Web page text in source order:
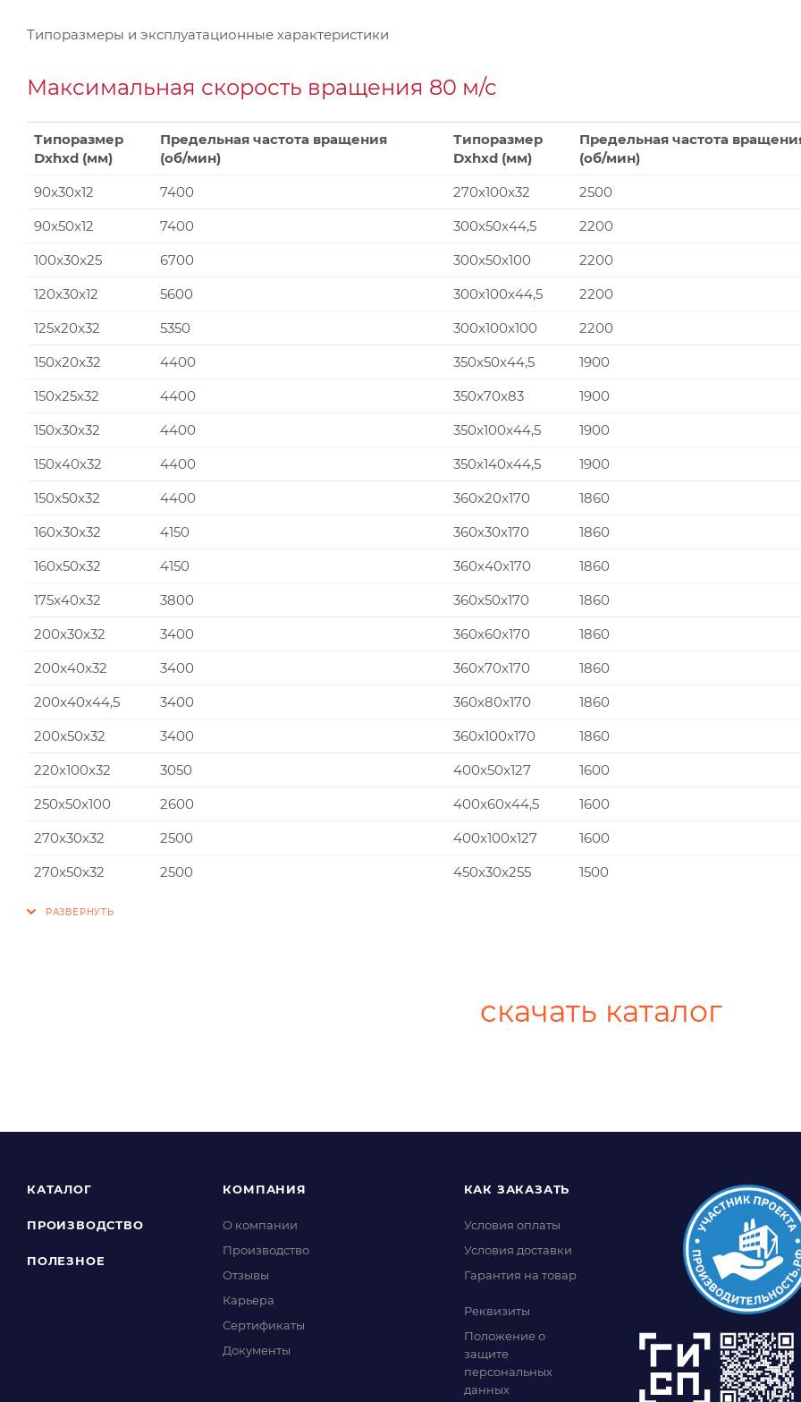
Типоразмеры и эксплуатационные характеристики
Максимальная скорость вращения 80 м/с
Типоразмер
Dxhxd (мм)
Предельная частота вращения
(об/мин)
Типоразмер
Dxhxd (мм)
Предельная частота
(об/мин)
90x30x12
7400 270x100x32
2500
90x50x12
7400 300x50x44,5
2200
100x30x25
6700 300x50x100
2200
120x30x12
5600 300x100x44,5
2200
125x20x32
5350 300x100x100
2200
150x20x32
4400 350x50x44,5
1900
150x25x32
4400 350x70x83
1900
150x30x32
4400 350x100x44,5
1900
150x40x32
4400 350x140x44,5
1900
150x50x32
4400 360x20x170
1860
160x30x32
4150 360x30x170
1860
160x50x32
4150 360x40x170
1860
175x40x32
3800 360x50x170
1860
200x30x32
3400 360x60x170
1860
200x40x32
3400 360x70x170
1860
200x40x44,5
3400 360x80x170
1860
200x50x32
3400 360x100x170
1860
220x100x32
3050 400x50x127
1600
250x50x100
2600 400x60x44,5
1600
270x30x32
2500 400x100x127
1600
270x50x32
2500 450x30x255 1500
скачать каталог
КАТАЛОГ
ПРОИЗВОДСТВО
ПОЛЕЗНОЕ
КОМПАНИЯ
О компании
Производство
Отзывы
Карьера
Сертификаты
Документы
КАК ЗАКАЗАТЬ
Условия оплаты
Условия доставки
Гарантия на товар
Реквизиты
Положение о
защите
персональных
данных